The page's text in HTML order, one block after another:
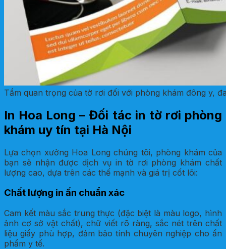
Tầm quan trọng của tờ rơi đối với phòng khám đông y,
In Hoa Long – Đối tác in tờ rơi phòng
khám uy tín tại Hà Nội
Lựa chọn xưởng Hoa Long chúng tôi, phòng khám của
bạn sẽ nhận được dịch vụ in tờ rơi phòng khám chất
lượng cao, dựa trên các thế mạnh và giá trị cốt lõi:
Chất lượng in ấn chuẩn xác
Cam kết màu sắc trung thực (đặc biệt là màu logo, hình
ảnh cơ sở vật chất), chữ viết rõ ràng, sắc nét trên chất
liệu giấy phù hợp, đảm bảo tính chuyên nghiệp cho ấn
phẩm y tế.